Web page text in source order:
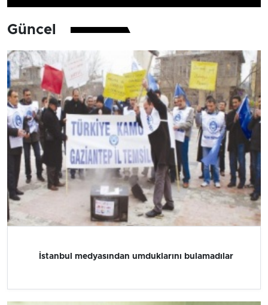
Güncel
İstanbul medyasından umduklarını bulamadılar